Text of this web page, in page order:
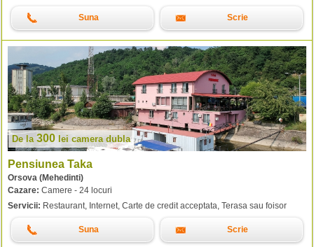
Suna Scrie
De la 300 lei camera dubla
Pensiunea Taka
Orsova (Mehedinti)
Cazare: Camere - 24 locuri
Servicii: Restaurant, Internet, Carte de credit acceptata, Terasa sau foisor
Suna Scrie